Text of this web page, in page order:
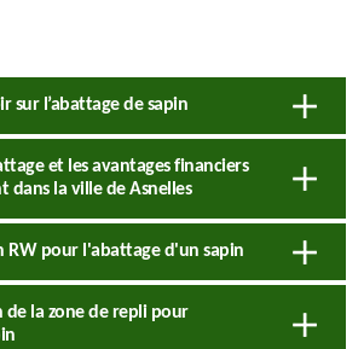
sur l’abattage de sapin
et les avantages financiers
dans la ville de Asnelles
RW pour l'abattage d'un sapin
de la zone de repli pour